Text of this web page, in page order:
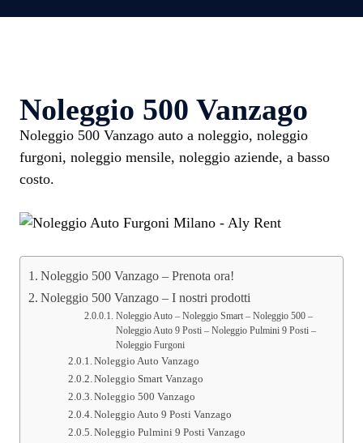
Noleggio 500 Vanzago
Noleggio 500 Vanzago auto a noleggio, noleggio
furgoni, noleggio mensile, noleggio aziende, a basso
costo.
Noleggio 500 Vanzago – Prenota ora!
Noleggio 500 Vanzago – I nostri prodotti
Noleggio Auto – Noleggio Smart – Noleggio 500 –
Noleggio Auto 9 Posti – Noleggio Pulmini 9 Posti –
Noleggio Furgoni
Noleggio Auto Vanzago
Noleggio Smart Vanzago
Noleggio 500 Vanzago
Noleggio Auto 9 Posti Vanzago
Noleggio Pulmini 9 Posti Vanzago